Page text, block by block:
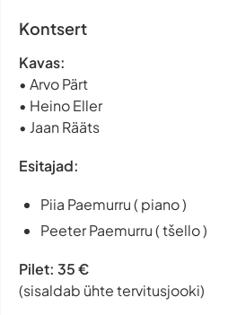
Kontsert
Kavas:
• Arvo Pärt
• Heino Eller
• Jaan Rääts
Esitajad:
Piia Paemurru ( piano )
Peeter Paemurru ( tšello )
Pilet: 35 €
(sisaldab ühte tervitusjooki)